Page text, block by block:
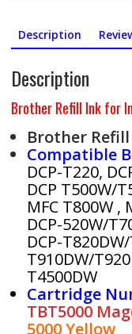
quantity
Description
Description
Brother Refill Ink for
Brother
Compatible
DCP-T220,
DCP T500W/
MFC T800W ,
DCP-520W/
DCP-
T910DW/
T4500DW
Cartridge
TBT5000
5000 Yellow